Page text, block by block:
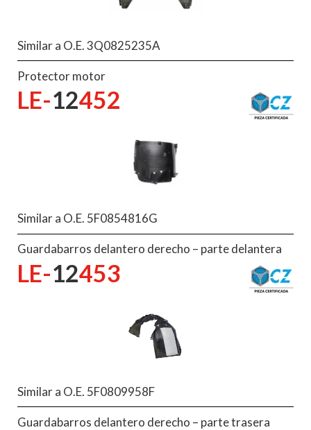
Similar a O.E. 3Q0825235A
Protector motor
LE-12452
Similar a O.E. 5F0854816G
Guardabarros delantero derecho – parte delantera
LE-12453
Similar a O.E. 5F0809958F
Guardabarros delantero derecho – parte trasera